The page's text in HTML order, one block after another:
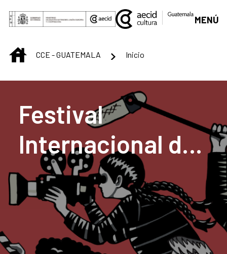
Saltar al contenido principal
MENÚ
INICIOCCE - GUATEMALA Inicio
Centro Cultural de
Festival
Internacional de
Cine Documental
CentraDoc